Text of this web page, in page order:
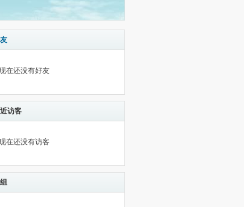
在还没有好友
访客
在还没有访客